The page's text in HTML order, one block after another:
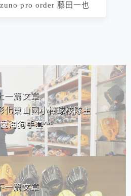
pro order 藤田一也
一篇文章
化東山國小棒球校隊主
海狗手套^^
一篇文章